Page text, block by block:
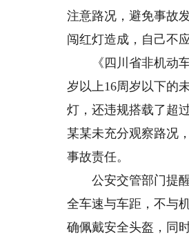
注意路况，避免事故
闯红灯造成，自己不
《四川省非机动车
岁以上16周岁以下的
灯，还违规搭载了超
某某未充分观察路况
事故责任。
公安交管部门提醒
全车速与车距，不与
确佩戴安全头盔，同